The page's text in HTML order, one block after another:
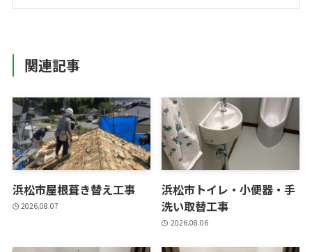
関連記事
浜松市屋根葺き替え工事
2026.08.07
浜松市トイレ・小便器・手
洗い取替工事
2026.08.06